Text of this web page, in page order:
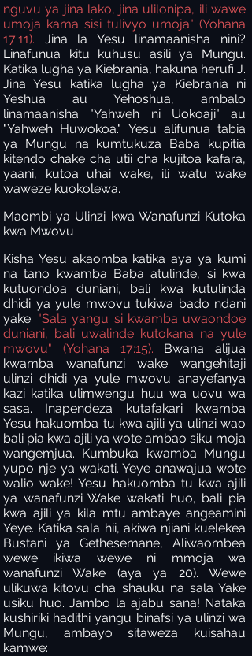
nguvu ya jina lako, jina ulilonipa, ili wawe
umoja kama sisi tulivyo umoja" (Yohana
17:11). Jina la Yesu linamaanisha nini?
Linafunua kitu kuhusu asili ya Mungu.
Katika lugha ya Kiebrania, hakuna herufi J.
Jina Yesu katika lugha ya Kiebrania ni
Yeshua au Yehoshua, ambalo
linamaanisha "Yahweh ni Uokoaji" au
"Yahweh Huwokoa." Yesu alifunua tabia
ya Mungu na kumtukuza Baba kupitia
kitendo chake cha utii cha kujitoa kafara,
yaani, kutoa uhai wake, ili watu wake
waweze kuokolewa.
Maombi ya Ulinzi kwa Wanafunzi Kutoka
kwa Mwovu
Kisha Yesu akaomba katika aya ya kumi
na tano kwamba Baba atulinde, si kwa
kutuondoa duniani, bali kwa kutulinda
dhidi ya yule mwovu tukiwa bado ndani
yake. "Sala yangu si kwamba uwaondoe
duniani, bali uwalinde kutokana na yule
mwovu" (Yohana 17:15). Bwana alijua
kwamba wanafunzi wake wangehitaji
ulinzi dhidi ya yule mwovu anayefanya
kazi katika ulimwengu huu wa uovu wa
sasa. Inapendeza kutafakari kwamba
Yesu hakuomba tu kwa ajili ya ulinzi wao
bali pia kwa ajili ya wote ambao siku moja
wangemjua. Kumbuka kwamba Mungu
yupo nje ya wakati. Yeye anawajua wote
walio wake! Yesu hakuomba tu kwa ajili
ya wanafunzi Wake wakati huo, bali pia
kwa ajili ya kila mtu ambaye angeamini
Yeye. Katika sala hii, akiwa njiani kuelekea
Bustani ya Gethesemane, Aliwaombea
wewe ikiwa wewe ni mmoja wa
wanafunzi Wake (aya ya 20). Wewe
ulikuwa kitovu cha shauku na sala Yake
usiku huo. Jambo la ajabu sana! Nataka
kushiriki hadithi yangu binafsi ya ulinzi wa
Mungu, ambayo sitaweza kuisahau
kamwe: